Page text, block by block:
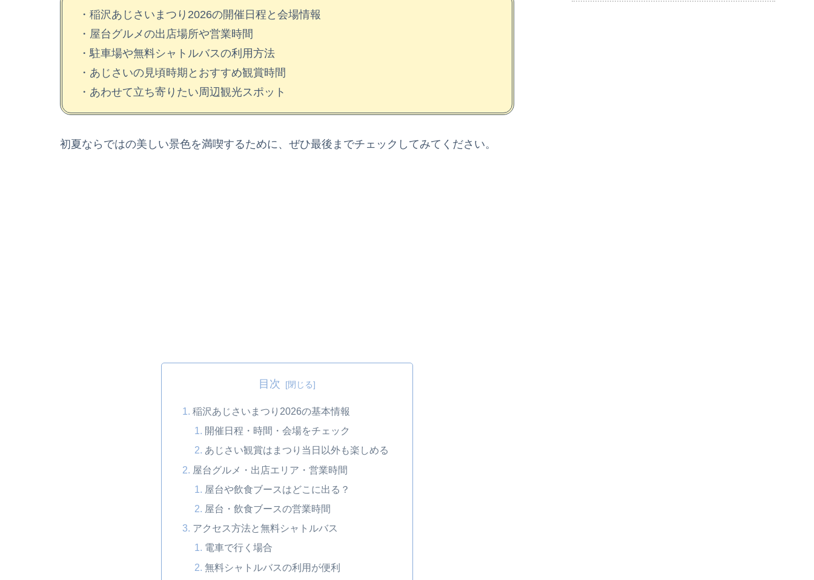
・稲沢あじさいまつり2026の開催日程と会場情報
・屋台グルメの出店場所や営業時間
・駐車場や無料シャトルバスの利用方法
・あじさいの見頃時期とおすすめ観賞時間
・あわせて立ち寄りたい周辺観光スポット
初夏ならではの美しい景色を満喫するために、ぜひ最後までチェックしてみてください。
目次
稲沢あじさいまつり2026の基本情報
開催日程・時間・会場をチェック
あじさい観賞はまつり当日以外も楽しめる
屋台グルメ・出店エリア・営業時間
屋台や飲食ブースはどこに出る？
屋台・飲食ブースの営業時間
アクセス方法と無料シャトルバス
電車で行く場合
無料シャトルバスの利用が便利